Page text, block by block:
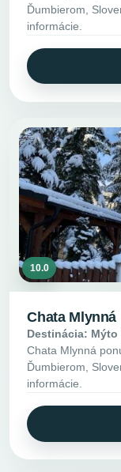
Ďumbierom,
informácie.
10.0
Chata Mlynná
Destinácia:
Chata Mlynná
Ďumbierom,
informácie.